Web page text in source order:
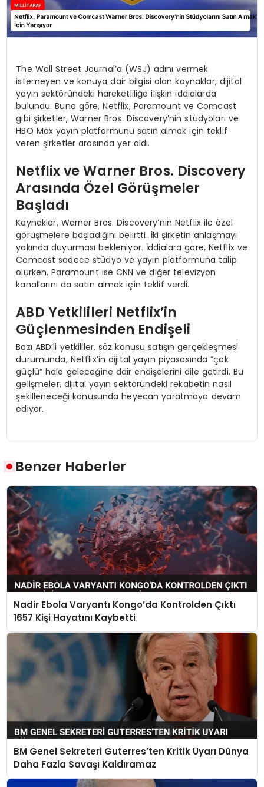
The Wall Street Journal’a (WSJ) adını vermek
istemeyen ve konuya dair bilgisi olan kaynaklar, dijital
yayın sektöründeki hareketliliğe ilişkin iddialarda
bulundu. Buna göre, Netflix, Paramount ve Comcast
gibi şirketler, Warner Bros. Discovery’nin stüdyoları ve
HBO Max yayın platformunu satın almak için teklif
veren şirketler arasında yer aldı.
Netflix ve Warner Bros. Discovery
Arasında Özel Görüşmeler
Başladı
Kaynaklar, Warner Bros. Discovery’nin Netflix ile özel
görüşmelere başladığını belirtti. İki şirketin anlaşmayı
yakında duyurması bekleniyor. İddialara göre, Netflix ve
Comcast sadece stüdyo ve yayın platformuna talip
olurken, Paramount ise CNN ve diğer televizyon
kanallarını da satın almak için teklif verdi.
ABD Yetkilileri Netflix’in
Güçlenmesinden Endişeli
Bazı ABD’li yetkililer, söz konusu satışın gerçekleşmesi
durumunda, Netflix’in dijital yayın piyasasında “çok
güçlü” hale geleceğine dair endişelerini dile getirdi. Bu
gelişmeler, dijital yayın sektöründeki rekabetin nasıl
şekilleneceği konusunda heyecan yaratmaya devam
ediyor.
Benzer Haberler
Nadir Ebola Varyantı Kongo’da Kontrolden Çıktı
1657 Kişi Hayatını Kaybetti
BM Genel Sekreteri Guterres’ten Kritik Uyarı Dünya
Daha Fazla Savaşı Kaldıramaz